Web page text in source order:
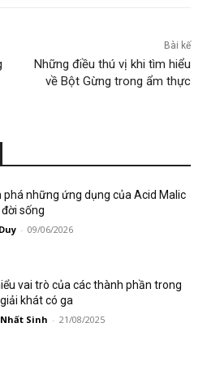
Bài kế
Những điều thú vị khi tìm hiểu
về Bột Gừng trong ẩm thực
phá những ứng dụng của Acid Malic
sống
- 09/06/2026
vai trò của các thành phần trong
khát có ga
Sinh - 21/08/2025